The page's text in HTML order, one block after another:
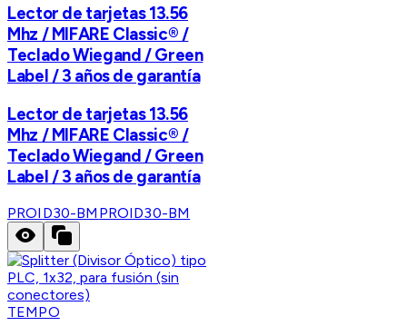
Lector de tarjetas 13.56
Mhz / MIFARE Classic® /
Teclado Wiegand / Green
Label / 3 años de garantía
Lector de tarjetas 13.56
Mhz / MIFARE Classic® /
Teclado Wiegand / Green
Label / 3 años de garantía
PROID30-BM PROID30-BM
TEMPO